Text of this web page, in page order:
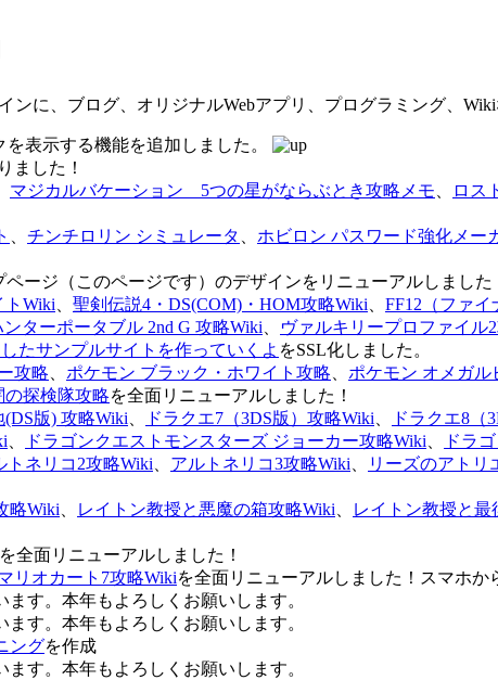
ンに、ブログ、オリジナルWebアプリ、プログラミング、
表示する機能を追加しました。
ました！
マジカルバケーション 5つの星がならぶとき攻略メモ ロス
チンチロリン シミュレータ ホビロン パスワード強化メー
ージ（このページです）のデザインをリニューアルしました
トWiki 聖剣伝説4・DS(COM)・HOM攻略Wiki FF12（ファ
ターポータブル 2nd G 攻略Wiki ヴァルキリープロファイル
たサンプルサイトを作っていくよ をSSL化しました。
攻略 ポケモン ブラック・ホワイト攻略 ポケモン オメガ
探検隊攻略を全面リニューアルしました！
版) 攻略Wiki ドラクエ7（3DS版）攻略Wiki ドラクエ8（
ドラゴンクエストモンスターズ ジョーカー攻略Wiki ドラ
トネリコ2攻略Wiki アルトネリコ3攻略Wiki リーズのアトリ
略Wiki レイトン教授と悪魔の箱攻略Wiki レイトン教授と
を全面リニューアルしました！
リオカート7攻略Wikiを全面リニューアルしました！スマホか
す。本年もよろしくお願いします。
す。本年もよろしくお願いします。
ングを作成
す。本年もよろしくお願いします。